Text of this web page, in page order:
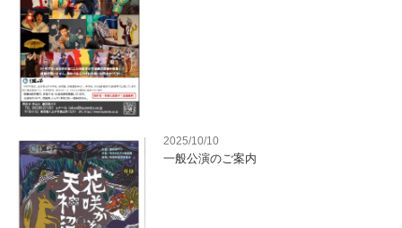
2025/10/10
一般公演のご案内